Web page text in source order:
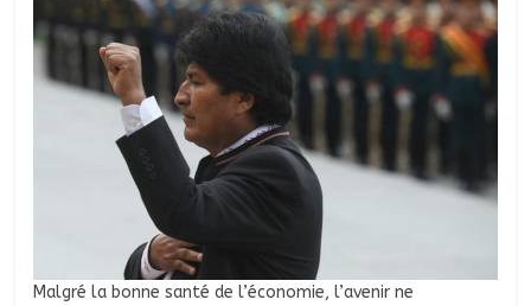
Malgré la bonne santé de l’économie, l’avenir ne